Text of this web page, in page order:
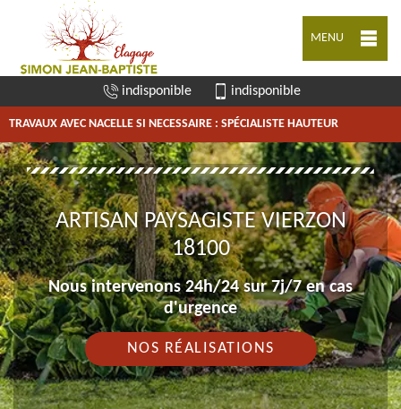
MENU
indisponible indisponible
TRAVAUX AVEC NACELLE SI NECESSAIRE : SPÉCIALISTE HAUTEUR
ARTISAN PAYSAGISTE VIERZON
18100
Nous intervenons 24h/24 sur 7j/7 en cas
d'urgence
NOS RÉALISATIONS